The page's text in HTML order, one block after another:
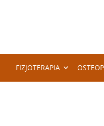
FIZJOTERAPIA